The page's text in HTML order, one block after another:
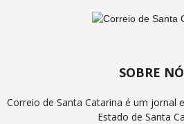
SOBRE
Correio de Santa Catarina é um jornal
Estado de Santa